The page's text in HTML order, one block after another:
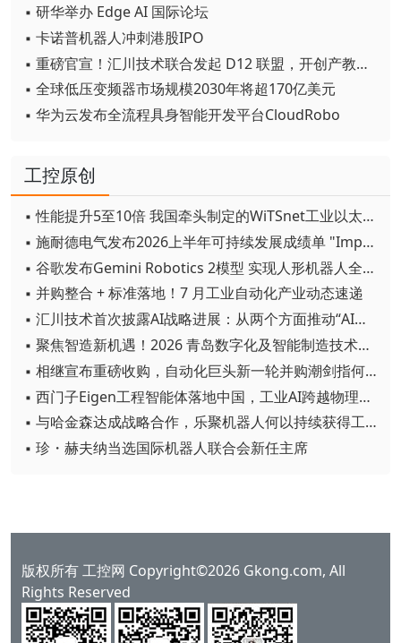
▪ 研华举办 Edge AI 国际论坛
▪ 卡诺普机器人冲刺港股IPO
▪ 重磅官宣！汇川技术联合发起 D12 联盟，开创产教融合新范式
▪ 全球低压变频器市场规模2030年将超170亿美元
▪ 华为云发布全流程具身智能开发平台CloudRobo
工控原创
▪ 性能提升5至10倍 我国牵头制定的WiTSnet工业以太网国际标准正式发布
▪ 施耐德电气发布2026上半年可持续发展成绩单 "Impact 2030"路线图开局稳健
▪ 谷歌发布Gemini Robotics 2模型 实现人形机器人全身智能控制突破
▪ 并购整合 + 标准落地！7 月工业自动化产业动态速递
▪ 汇川技术首次披露AI战略进展：从两个方面推动“AI业务化”落地
▪ 聚焦智造新机遇！2026 青岛数字化及智能制造技术论坛圆满落幕
▪ 相继宣布重磅收购，自动化巨头新一轮并购潮剑指何方？
▪ 西门子Eigen工程智能体落地中国，工业AI跨越物理世界“确定性”拐点
▪ 与哈金森达成战略合作，乐聚机器人何以持续获得工业巨头青睐？
▪ 珍・赫夫纳当选国际机器人联合会新任主席
版权所有 工控网 Copyright©2026 Gkong.com, All
Rights Reserved